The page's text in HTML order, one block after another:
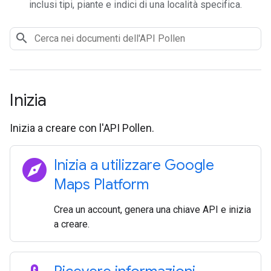
inclusi tipi, piante e indici di una località specifica.
Inizia
Inizia a creare con l'API Pollen.
explore Inizia a utilizzare Google
Maps Platform
Crea un account, genera una chiave API e inizia
a creare.